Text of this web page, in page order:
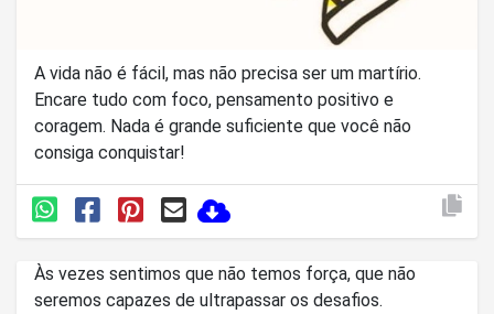
A vida não é fácil, mas não precisa ser um martírio.
Encare tudo com foco, pensamento positivo e
coragem. Nada é grande suficiente que você não
consiga conquistar!
Às vezes sentimos que não temos força, que não
seremos capazes de ultrapassar os desafios.